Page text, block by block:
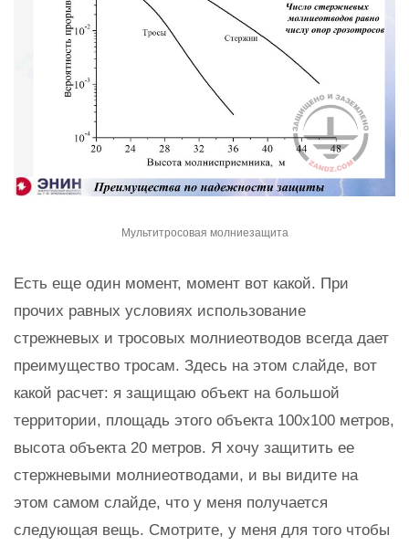
Мультитросовая молниезащита
Есть еще один момент, момент вот какой. При
прочих равных условиях использование
стрежневых и тросовых молниеотводов всегда дает
преимущество тросам. Здесь на этом слайде, вот
какой расчет: я защищаю объект на большой
территории, площадь этого объекта 100х100 метров,
высота объекта 20 метров. Я хочу защитить ее
стержневыми молниеотводами, и вы видите на
этом самом слайде, что у меня получается
следующая вещь. Смотрите, у меня для того чтобы